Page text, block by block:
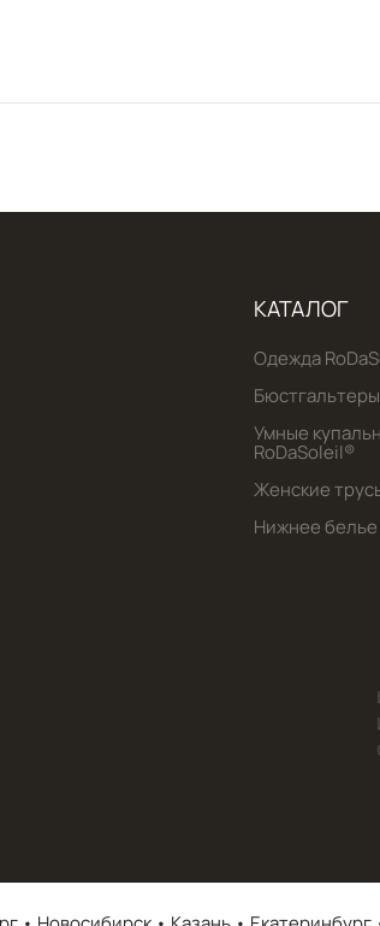
КАТАЛОГ
Одежда
Бюстгальтеры
Умные
RoDaSoleil®️
Женские
Нижнее белье